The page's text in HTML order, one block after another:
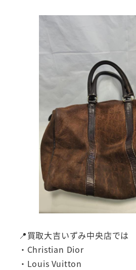
📍買取大吉いずみ中央店では
・Christian Dior
・Louis Vuitton